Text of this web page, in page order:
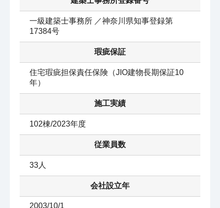
一級建築士事務所 ／神奈川県知事登録第
17384号
瑕疵保証
住宅瑕疵担保責任保険（JIO建物長期保証10
年）
施工実績
102棟/2023年度
従業員数
33人
会社設立年
2003/10/1